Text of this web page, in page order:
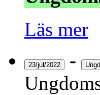
Läs mer
23/jul/2022 -